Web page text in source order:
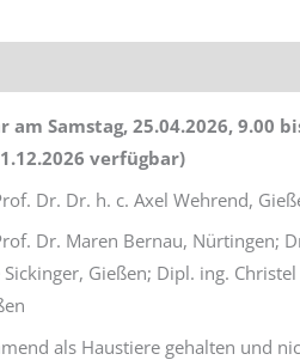
am Samstag, 25.04.2026, 9.00
verfügbar)
Dr. h. c. Axel Wehrend,
Dr. Maren Bernau, Nürtingen;
Gießen; Dipl. ing.
als Haustiere gehalten und